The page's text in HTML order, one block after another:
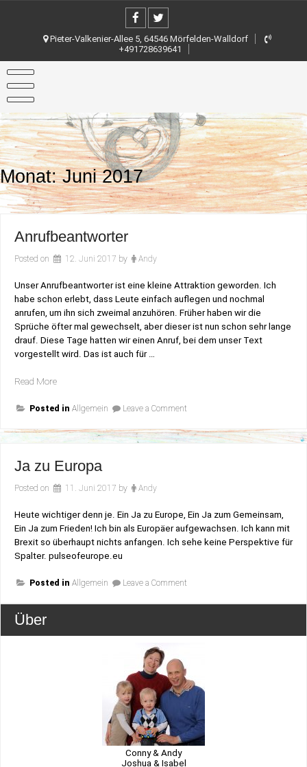
Pieter-Valkenier-Allee 5, 64546 Mörfelden-Walldorf
+491728639641
Monat:Juni 2017
Anrufbeantworter
Posted on 12. Juni 2017 by Andy
Unser Anrufbeantworter ist eine kleine Attraktion geworden. Ich
habe schon erlebt, dass Leute einfach auflegen und nochmal
anrufen, um ihn sich zweimal anzuhören. Früher haben wir die
Sprüche öfter mal gewechselt, aber dieser ist nun schon sehr lange
drauf. Diese Tage hatten wir einen Anruf, bei dem unser Text
vorgestellt wird. Das ist auch für …
Read More„Anrufbeantworter“
Posted in Allgemein Leave a Comment
Ja zu Europa
Posted on 11. Juni 2017 by Andy
Heute wichtiger denn je. Ein Ja zu Europe, Ein Ja zum Gemeinsam,
Ein Ja zum Frieden! Ich bin als Europäer aufgewachsen. Ich kann mit
Brexit so überhaupt nichts anfangen. Ich sehe keine Perspektive für
Spalter. pulseofeurope.eu
Posted in Allgemein Leave a Comment
Über
Conny & Andy
Joshua & Isabel